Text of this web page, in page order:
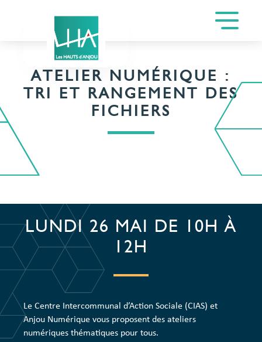
ATELIER NUMÉRIQUE :
TRI ET RANGEMENT DES
FICHIERS
LUNDI 26 MAI DE 10H À
12H
Le Centre Intercommunal d’Action Sociale (CIAS) et
Anjou Numérique vous proposent des ateliers
numériques thématiques pour tous.